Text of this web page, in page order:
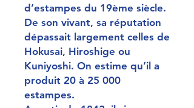
d’estampes du 19ème siècle.
De son vivant, sa réputation
dépassait largement celles de
Hokusai, Hiroshige ou
Kuniyoshi. On estime qu’il a
produit 20 à 25 000
estampes.